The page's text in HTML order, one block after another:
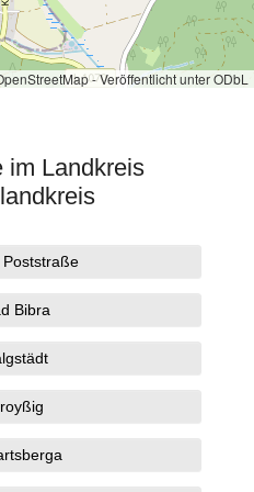
- Veröffentlicht unterODbL
im Landkreis
Poststraße
Bibra